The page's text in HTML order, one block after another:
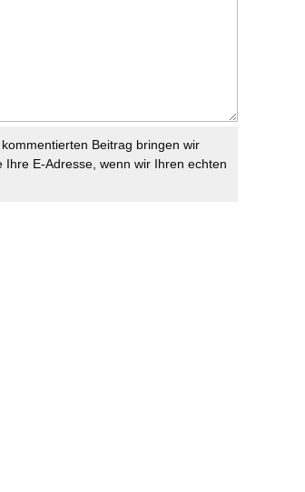
Beitrag bringen wir
E-Adresse, wenn wir Ihren echten